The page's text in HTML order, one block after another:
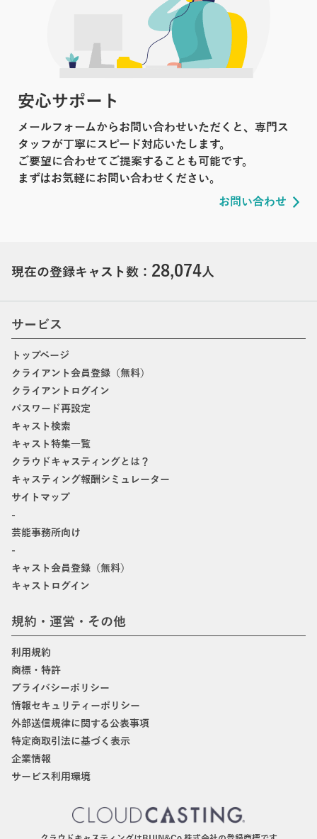
安心サポート
メールフォームからお問い合わせいただくと、専門ス
タッフが丁寧にスピード対応いたします。
ご要望に合わせてご提案することも可能です。
まずはお気軽にお問い合わせください。
お問い合わせ
現在の登録キャスト数： 28,074人
サービス
トップページ
クライアント会員登録（無料）
クライアントログイン
パスワード再設定
キャスト検索
キャスト特集一覧
クラウドキャスティングとは？
キャスティング報酬シミュレーター
サイトマップ
-
芸能事務所向け
-
キャスト会員登録（無料）
キャストログイン
規約・運営・その他
利用規約
商標・特許
プライバシーポリシー
情報セキュリティーポリシー
外部送信規律に関する公表事項
特定商取引法に基づく表示
企業情報
サービス利用環境